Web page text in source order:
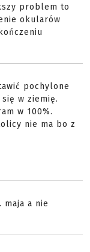
problem to
okularów
pochylone
w ziemię.
w 100%.
nie ma bo z
maja a nie